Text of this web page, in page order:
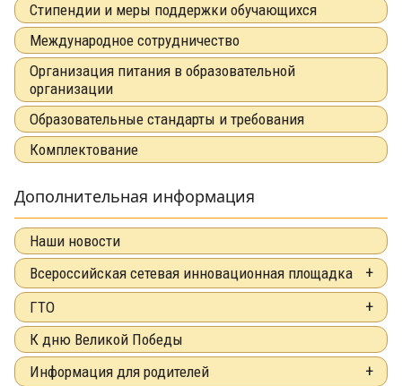
Стипендии и меры поддержки обучающихся
Международное сотрудничество
Организация питания в образовательной
организации
Образовательные стандарты и требования
Комплектование
Дополнительная информация
Наши новости
Всероссийская сетевая инновационная площадка
ГТО
К дню Великой Победы
Информация для родителей